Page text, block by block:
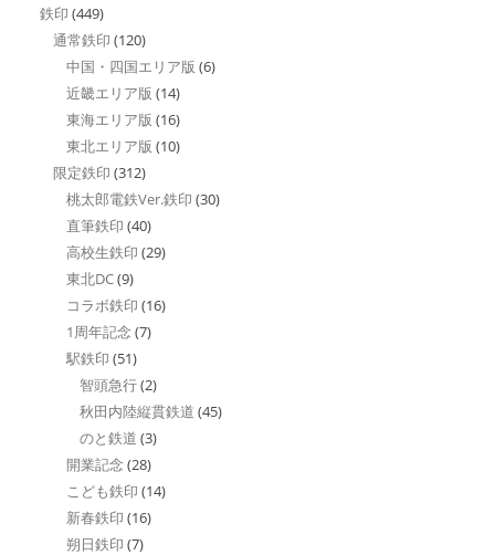
鉄印 (449)
通常鉄印 (120)
中国・四国エリア版 (6)
近畿エリア版 (14)
東海エリア版 (16)
東北エリア版 (10)
限定鉄印 (312)
桃太郎電鉄Ver.鉄印 (30)
直筆鉄印 (40)
高校生鉄印 (29)
東北DC(9)
コラボ鉄印 (16)
1周年記念 (7)
駅鉄印 (51)
智頭急行(2)
秋田内陸縦貫鉄道 (45)
のと鉄道 (3)
開業記念 (28)
こども鉄印 (14)
新春鉄印 (16)
朔日鉄印 (7)